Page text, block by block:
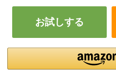
お試しする